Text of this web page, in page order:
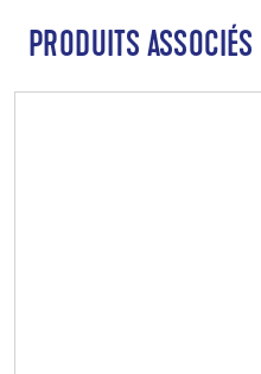
PRODUITS ASSOCIÉS